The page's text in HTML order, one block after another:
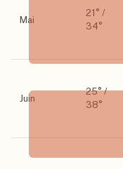
Mai
21 ° /
34°
Juin
25° /
38°